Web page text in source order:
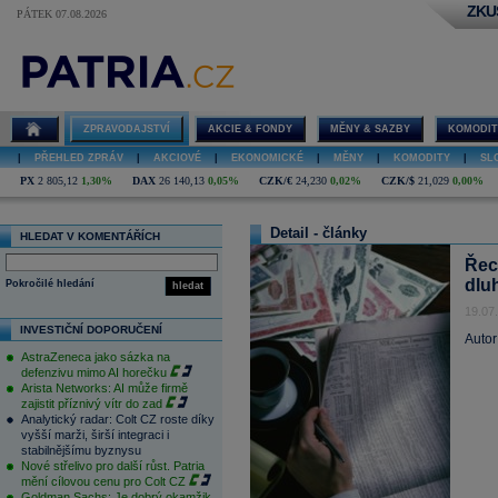
PÁTEK 07.08.2026
ZPRAVODAJSTVÍ AKCIE & FONDY MĚNY & SAZBY
PŘEHLED ZPRÁV AKCIOVÉ EKONOMICKÉ MĚNY KOMODITY
PX 2 805,12 1,30% DAX 26 140,13 0,05% CZK/€ 24,230 0,02% CZK/$ 21,029 0,00%
HLEDAT V KOMENTÁŘÍCH
hledat
Pokročilé hledání
INVESTIČNÍ DOPORUČENÍ
AstraZeneca jako sázka na
defenzivu mimo AI horečku
Arista Networks: AI může firmě
zajistit příznivý vítr do zad
Analytický radar: Colt CZ roste díky
vyšší marži, širší integraci i
stabilnějšímu byznysu
Nové střelivo pro další růst. Patria
mění cílovou cenu pro Colt CZ
Detail - články